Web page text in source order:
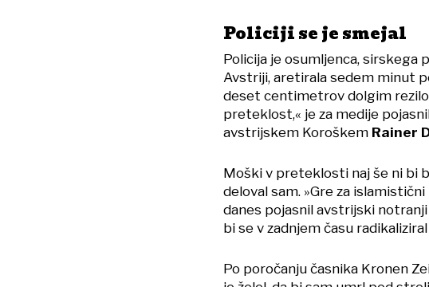
Policiji se je smejal
Policija je osumljenca, sirskega
Avstriji, aretirala sedem minut
deset centimetrov dolgim
preteklost,« je za medije
avstrijskem Koroškem Rainer
Moški v preteklosti naj še ni bi
deloval sam. »Gre za
danes pojasnil avstrijski
bi se v zadnjem času
Po poročanju časnika Kronen